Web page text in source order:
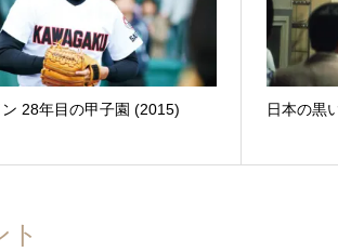
28年目の甲子園 (2015) 日本の黒
ト